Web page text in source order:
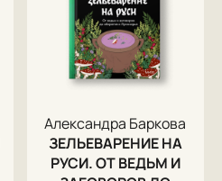
Александра Баркова
ЗЕЛЬЕВАРЕНИЕ НА
РУСИ. ОТ ВЕДЬМ И